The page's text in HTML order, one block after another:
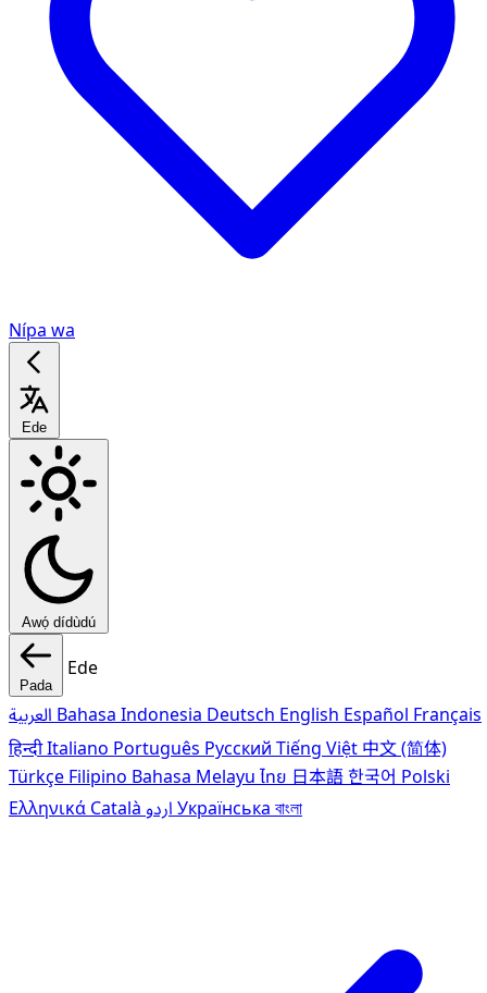
Nípa wa
Ede
Awọ́ dídùdú
Pada
Ede
Bahasa Indonesia Deutsch English Español Français
हिन्दीItaliano Português Pусский Tiếng Việt 中文 (简体)
Türkçe Filipino Bahasa Melayu ไทย 日本語한국어 Polski
Ελληνικά Català Українська বাংলা